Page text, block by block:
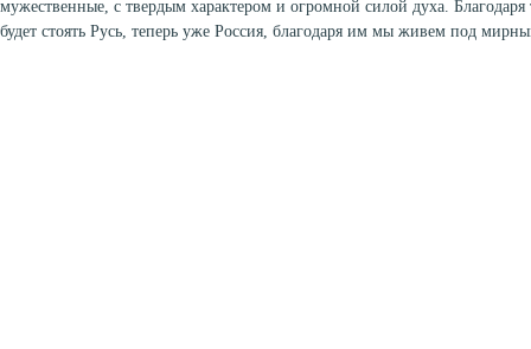
мужественные, с твердым характером и огромной силой духа.
будет стоять Русь, теперь уже Россия, благодаря им мы живем под